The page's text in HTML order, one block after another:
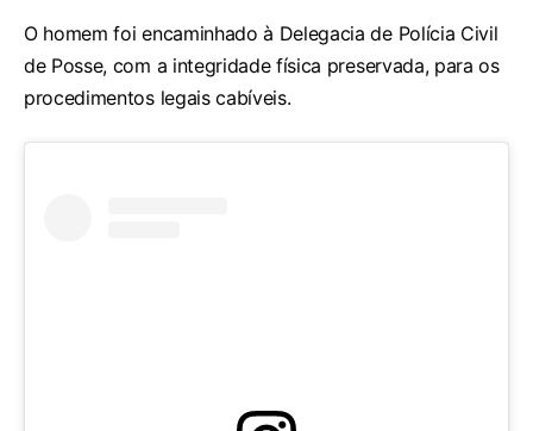
O homem foi encaminhado à Delegacia de Polícia Civil
de Posse, com a integridade física preservada, para os
procedimentos legais cabíveis.